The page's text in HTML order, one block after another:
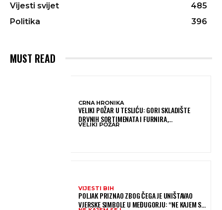
Vijesti svijet
485
Politika
396
MUST READ
CRNA HRONIKA
VELIKI POŽAR U TESLIĆU: GORI SKLADIŠTE
DRVNIH SORTIMENATA I FURNIRA,
VATROGASCIMA STIŽE POMOĆ IZ VIŠE GRADOVA
VELIKI POŽAR
VIJESTI BIH
POLJAK PRIZNAO ZBOG ČEGA JE UNIŠTAVAO
VJERSKE SIMBOLE U MEĐUGORJU: “NE KAJEM SE I